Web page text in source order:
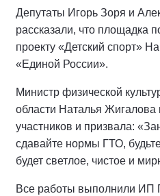
Депутаты Игорь Зоря и
рассказали, что площадка
проекту «Детский спорт»
«Единой России».
Министр физической
области Наталья Жигалова
участников и призвала:
сдавайте нормы ГТО,
будет светлое, чистое и
Все работы выполнили ИП